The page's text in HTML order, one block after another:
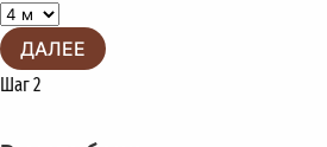
ДАЛЕЕ
Шаг 2